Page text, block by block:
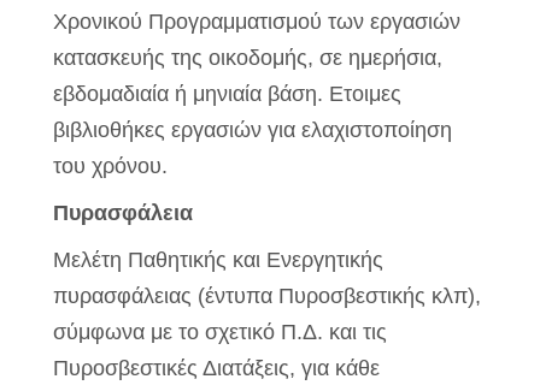
Χρονικού Προγραμματισμού των εργασιών
κατασκευής της οικοδομής, σε ημερήσια,
εβδομαδιαία ή μηνιαία βάση. Ετοιμες
βιβλιοθήκες εργασιών για ελαχιστοποίηση
του χρόνου.
Πυρασφάλεια
Μελέτη Παθητικής και Ενεργητικής
πυρασφάλειας (έντυπα Πυροσβεστικής κλπ),
σύμφωνα με το σχετικό Π.Δ. και τις
Πυροσβεστικές Διατάξεις, για κάθε